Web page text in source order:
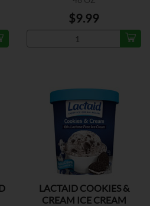
$9.99
LACTAID COOKIES &
CREAM ICE CREAM